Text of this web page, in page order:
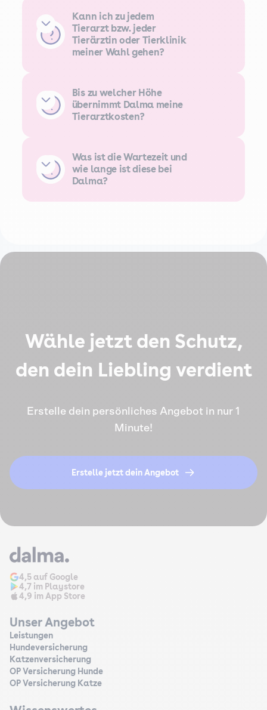
Kann ich zu jedem
Tierarzt bzw. jeder
Tierärztin oder Tierklinik
meiner Wahl gehen?
Bis zu welcher Höhe
übernimmt Dalma meine
Tierarztkosten?
Was ist die Wartezeit und
wie lange ist diese bei
Dalma?
Wähle jetzt den Schutz,
den dein Liebling verdient
Erstelle dein persönliches Angebot in nur 1
Minute!
Erstelle jetzt dein Angebot
4,5 auf Google
4,7 im Playstore
4,9 im App Store
Unser Angebot
Leistungen
Hundeversicherung
Katzenversicherung
OP Versicherung Hunde
OP Versicherung Katze